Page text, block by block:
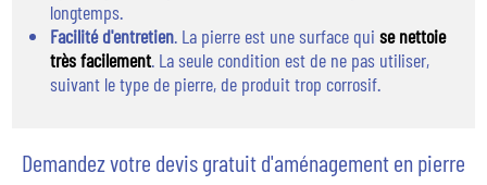
longtemps.
Facilité d'entretien. La pierre est une surface quise nettoie
très facilement. La seule condition est de ne pas utiliser,
suivant le type de pierre, de produit trop corrosif.
Demandez votre devis gratuit d'aménagement en pierre